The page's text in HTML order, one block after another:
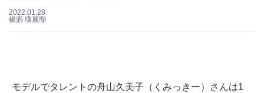
2022.01.28
橋酒 瑛麗瑠
モデルでタレントの舟山久美子（くみっきー）さんは1